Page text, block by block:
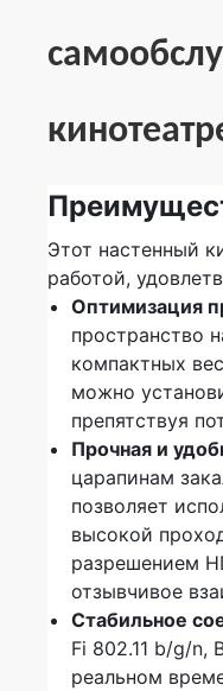
Этот настенный
работой,
Оптимизация
пространство
компактных
можно
препятствуя
Прочная и
царапинам
позволяет
высокой
разрешением
отзывчивое
Стабильное
Fi 802.11 b/g/n,
реальном